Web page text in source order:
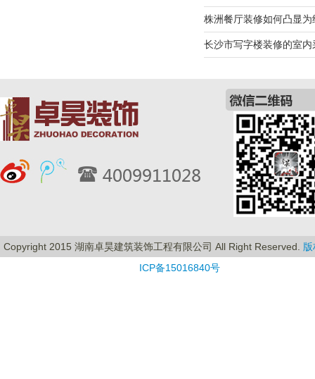
株洲餐厅装修如何凸显为
长沙市写字楼装修的室内
Copyright 2015 湖南卓昊建筑装饰工程有限公司 All Right Reserved.
ICP备15016840号